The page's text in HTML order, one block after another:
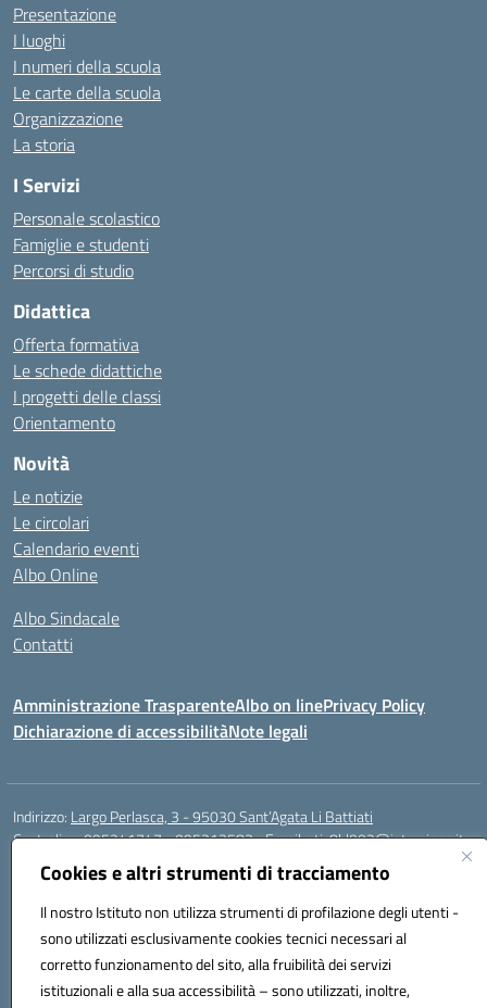
Cookies e altri strumenti di tracciamento
Il nostro Istituto non utilizza strumenti di profilazione degli utenti -
sono utilizzati esclusivamente cookies tecnici necessari al
corretto funzionamento del sito, alla fruibilità dei servizi
istituzionali e alla sua accessibilità – sono utilizzati, inoltre,
Presentazione
I luoghi
I numeri della scuola
Le carte della scuola
Organizzazione
La storia
I Servizi
Personale scolastico
Famiglie e studenti
Percorsi di studio
Didattica
Offerta formativa
Le schede didattiche
I progetti delle classi
Orientamento
Novità
Le notizie
Le circolari
Calendario eventi
Albo Online
Albo Sindacale
Contatti
Amministrazione TrasparenteAlbo on linePrivacy Policy
Dichiarazione di accessibilitàNote legali
Indirizzo: Largo Perlasca, 3 - 95030 Sant’Agata Li Battiati
Centralino:095241747 - 095213583 Email:ctic8bl002@istruzione.it
Posta elettronica certificata (PEC):
ctic8bl002@pec.istruzione.it
Codice fiscale: 93253680875
Codice meccanografico:CTIC8BL002
Codice Indice delle Pubbliche Amministrazioni (IPA): 7UKG69R2
Codice unico di fatturazione (CUF): F8M4AH